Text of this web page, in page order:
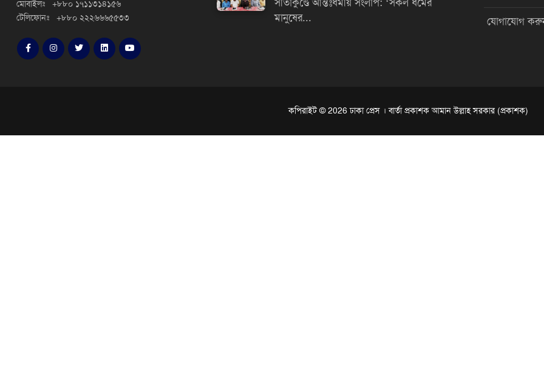
মোবাইলঃ +৮৮০ ১৭১১৩১৪১৫৬
টেলিফোনঃ +৮৮০ ২২২৬৬৬৫৫৩৩
মানুষের...
যোগাযোগ
কপিরাইট © 2026 ঢাকা প্রেস । বার্তা প্রকাশক আমান উল্লাহ সরকার (প্রকাশক)